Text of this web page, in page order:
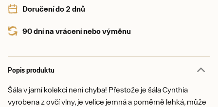
Doručení do 2 dnů
90 dní na vrácení nebo výměnu
Popis produktu
Šála v jarní kolekci není chyba! Přestože je šála Cynthia
vyrobena z ovčí vlny, je velice jemná a poměrně lehká, může